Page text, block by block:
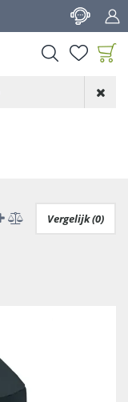
aan wensenlijst
Vergelijk (0)